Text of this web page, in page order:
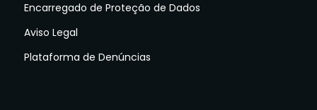
Encarregado de Proteção de Dados
Aviso Legal
Plataforma de Denúncias